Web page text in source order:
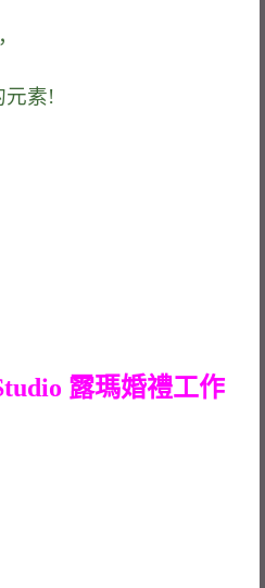
元素!
露瑪婚禮工作